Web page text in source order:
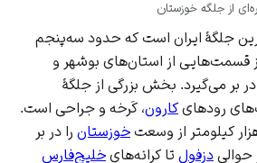
از جلگه خوزستان
جلگۀ ایران است که حدود سه‌پنجم
قسمت‌هایی از استان‌های بوشهر و
در بر می‌گیرد. بخش بزرگی از جلگۀ
رودهای کارون، کَرخه و جراحی است.
خوزستان را در بر
حوالی دزفول تا کرانه‌های خلیج‌فارس